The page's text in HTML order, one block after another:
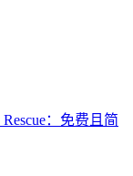
Rescue：免费且简